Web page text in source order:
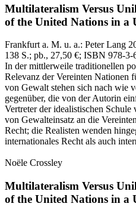
Multilateralism Versus
of the United Nations in a
Frankfurt a. M. u. a.: Peter Lang
138 S.; pb., 27,50 €; ISBN 978-3-
In der mittlerweile traditionellen
Relevanz der Vereinten Nationen
von Gewalt stehen sich nach wie
gegenüber, die von der Autorin
Vertreter der idealistischen
von Gewalteinsatz an die
Recht; die Realisten wenden
internationales Recht als auch
Noële Crossley
Multilateralism Versus
of the United Nations in a